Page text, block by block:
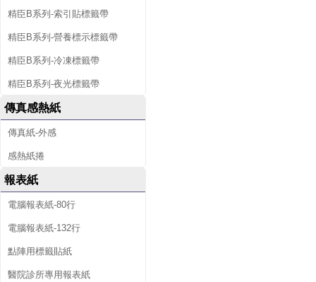
精臣B系列-索引貼標籤帶
精臣B系列-營養標示標籤帶
精臣B系列-冷凍標籤帶
精臣B系列-夜光標籤帶
傳真感熱紙
傳真紙-外感
感熱紙捲
報表紙
電腦報表紙-80行
電腦報表紙-132行
點陣用標籤貼紙
醫院診所專用報表紙